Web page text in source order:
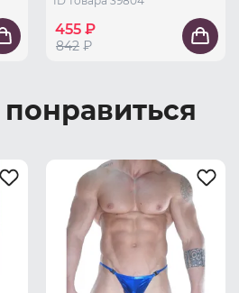
455 ₽
842 ₽